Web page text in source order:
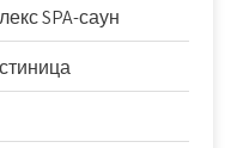
SPA-саун